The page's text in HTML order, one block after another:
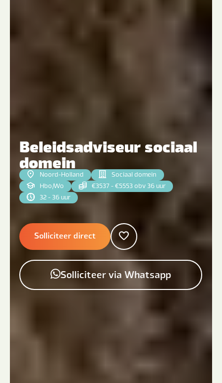
Beleidsadviseur sociaal
domein
Noord-Holland
Sociaal domein
Hbo|Wo
€3537 - €5553 obv 36 uur
32 - 36 uur
Solliciteer direct
Solliciteer via Whatsapp